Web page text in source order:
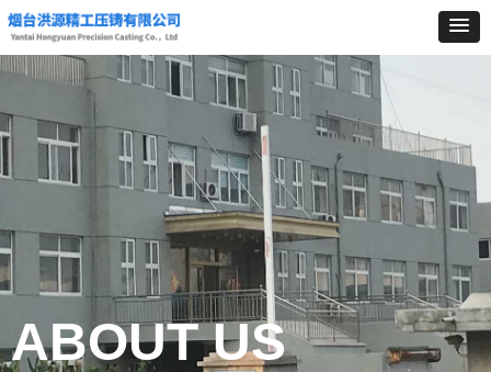
ABOUT US